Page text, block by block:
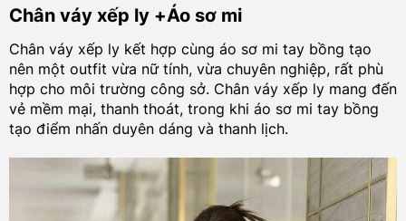
Chân váy xếp ly +Áo sơ mi
Chân váy xếp ly kết hợp cùng áo sơ mi tay bồng tạo
nên một outfit vừa nữ tính, vừa chuyên nghiệp, rất phù
hợp cho môi trường công sở. Chân váy xếp ly mang đến
vẻ mềm mại, thanh thoát, trong khi áo sơ mi tay bồng
tạo điểm nhấn duyên dáng và thanh lịch.